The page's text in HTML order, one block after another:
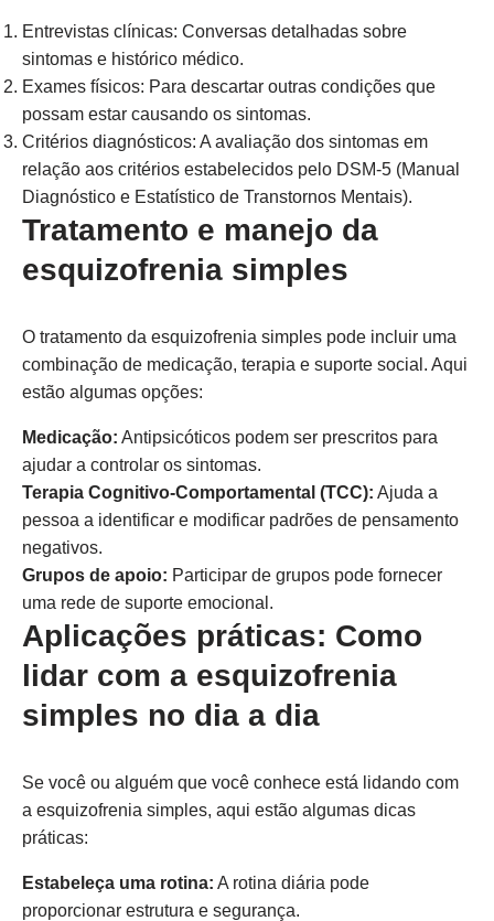
Entrevistas clínicas: Conversas detalhadas sobre
sintomas e histórico médico.
Exames físicos: Para descartar outras condições que
possam estar causando os sintomas.
Critérios diagnósticos: A avaliação dos sintomas em
relação aos critérios estabelecidos pelo DSM-5 (Manual
Diagnóstico e Estatístico de Transtornos Mentais).
Tratamento e manejo da
esquizofrenia simples
O tratamento da esquizofrenia simples pode incluir uma
combinação de medicação, terapia e suporte social. Aqui
estão algumas opções:
Medicação: Antipsicóticos podem ser prescritos para
ajudar a controlar os sintomas.
Terapia Cognitivo-Comportamental (TCC): Ajuda a
pessoa a identificar e modificar padrões de pensamento
negativos.
Grupos de apoio: Participar de grupos pode fornecer
uma rede de suporte emocional.
Aplicações práticas: Como
lidar com a esquizofrenia
simples no dia a dia
Se você ou alguém que você conhece está lidando com
a esquizofrenia simples, aqui estão algumas dicas
práticas:
Estabeleça uma rotina: A rotina diária pode
proporcionar estrutura e segurança.